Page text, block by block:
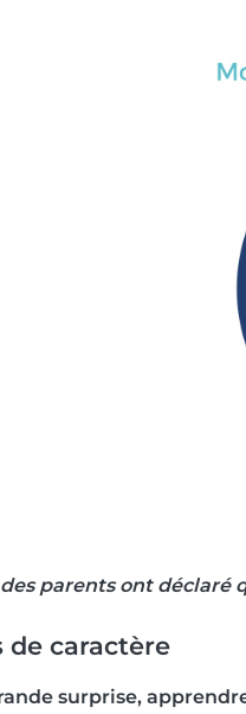
des parents ont
de caractère
surprise,